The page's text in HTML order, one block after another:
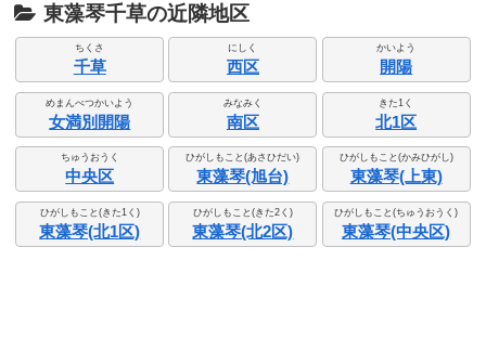
東藻琴千草の近隣地区
ちくさ
千草
にしく
西区
かいよう
開陽
めまんべつかいよう
女満別開陽
みなみく
南区
きた1く
北1区
ちゅうおうく
中央区
ひがしもこと(あさひだい)
東藻琴(旭台)
ひがしもこと(かみひがし)
東藻琴(上東)
ひがしもこと(きた1く)
東藻琴(北1区)
ひがしもこと(きた2く)
東藻琴(北2区)
ひがしもこと(ちゅうおうく)
東藻琴(中央区)